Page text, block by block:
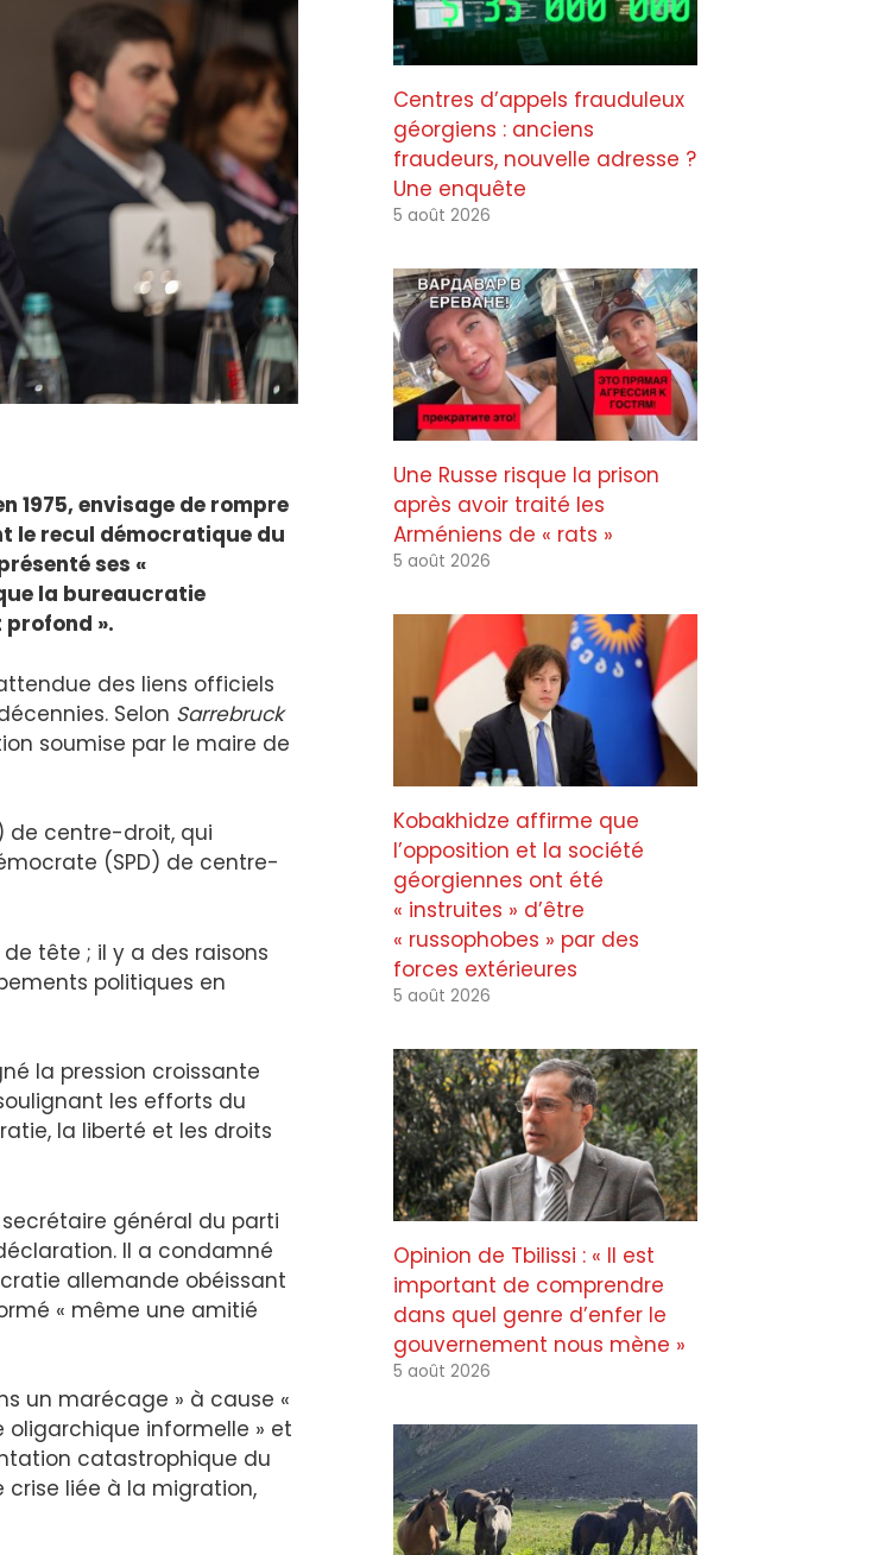
1975, envisage de rompre
le recul démocratique du
ses «
la bureaucratie
».
des liens officiels
Selon Sarrebruck
soumise par le maire de
de centre-droit, qui
(SPD) de centre-
tête ; il y a des raisons
politiques en
la pression croissante
les efforts du
la liberté et les droits
général du parti
Il a condamné
allemande obéissant
« même une amitié
un marécage » à cause «
oligarchique informelle » et
catastrophique du
liée à la migration,
Centres d’appels frauduleux
géorgiens : anciens
fraudeurs, nouvelle adresse ?
Une enquête
5 août 2026
Une Russe risque la prison
après avoir traité les
Arméniens de « rats »
5 août 2026
Kobakhidze affirme que
l’opposition et la société
géorgiennes ont été
« instruites » d’être
« russophobes » par des
forces extérieures
5 août 2026
Opinion de Tbilissi : « Il est
important de comprendre
dans quel genre d’enfer le
gouvernement nous mène »
5 août 2026